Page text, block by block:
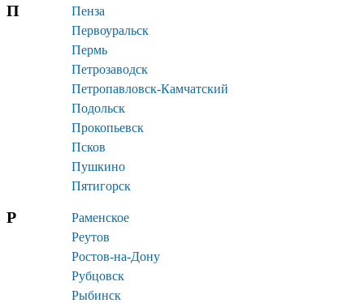
П
Пенза
Первоуральск
Пермь
Петрозаводск
Петропавловск-Камчатский
Подольск
Прокопьевск
Псков
Пушкино
Пятигорск
Р
Раменское
Реутов
Ростов-на-Дону
Рубцовск
Рыбинск